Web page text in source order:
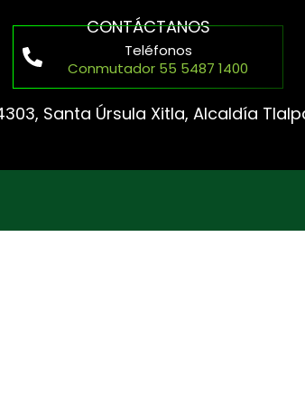
CONTÁCTANOS
Teléfonos
Conmutador 55 5487 1400
Santa Úrsula Xitla, Alcaldía